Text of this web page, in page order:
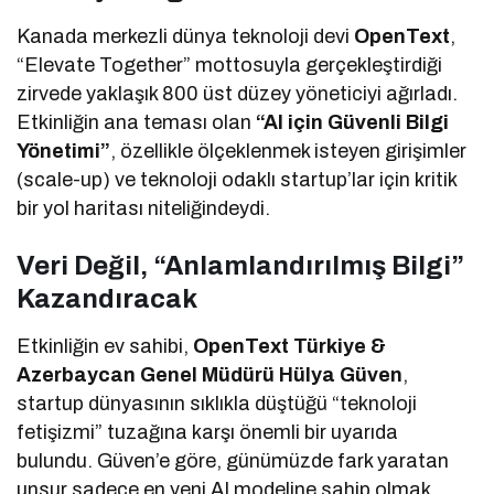
Kanada merkezli dünya teknoloji devi OpenText,
“Elevate Together” mottosuyla gerçekleştirdiği
zirvede yaklaşık 800 üst düzey yöneticiyi ağırladı.
Etkinliğin ana teması olan “AI için Güvenli Bilgi
Yönetimi”, özellikle ölçeklenmek isteyen girişimler
(scale-up) ve teknoloji odaklı startup’lar için kritik
bir yol haritası niteliğindeydi.
Veri Değil, “Anlamlandırılmış Bilgi”
Kazandıracak
Etkinliğin ev sahibi, OpenText Türkiye &
Azerbaycan Genel Müdürü Hülya Güven,
startup dünyasının sıklıkla düştüğü “teknoloji
fetişizmi” tuzağına karşı önemli bir uyarıda
bulundu. Güven’e göre, günümüzde fark yaratan
unsur sadece en yeni AI modeline sahip olmak